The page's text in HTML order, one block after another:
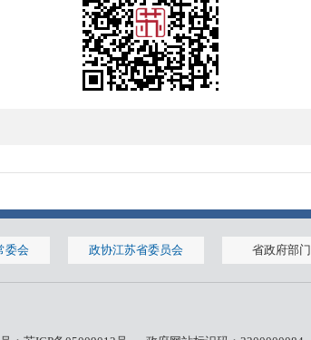
委会 政协江苏省委员会 省政府部